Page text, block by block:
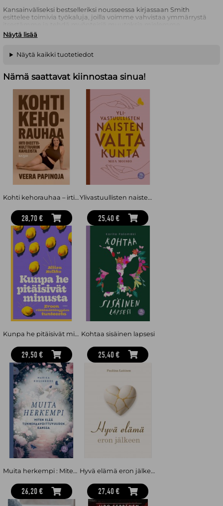
Kansainväliseksi bestselleriksi nousseessa kirjassaan Smith
esittelee toimivia työkaluja, joilla voimme vahvistaa ymmärrystä
vahvistamiseksi. Tunteemme, ajatuksemme, tuntemuksemme
ja toimintamme ovat kokonaisuus, jossa kaikki vaikuttaa
osa-alueeseen.Miksei kukaan kertonut minulle tätä aiemmin?
taklaamisessa.
Dr. Julie Smith on psykologi, joka pitää vastaanottoaan
Hampshiressa Englannissa. Smithin arkisiin mielen taitoihin
pureutuvat TikTok-videot ovat saavuttaneet huiman suosion
ympäri maailmaa. Smithin suuri missio onkin tuoda tietoa mielen
taidoista kaikkien ulottuville.
Näytä lisää
Näytä kaikki tuotetiedot
Nämä saattavat kiinnostaa sinua!
Kohti kehorauhaa – irti dieettikulttuurin kahleista
28,70 €
Ylivastuullisten naisten valtakunta
25,40 €
Kunpa he pitäisivät minusta : Eroon riittämättömyyden tunteesta
29,50 €
Kohtaa sisäinen lapsesi
25,40 €
Muita herkempi : Miten elää tunnehaavoittuvuuden kanssa
26,20 €
Hyvä elämä eron jälkeen
27,40 €